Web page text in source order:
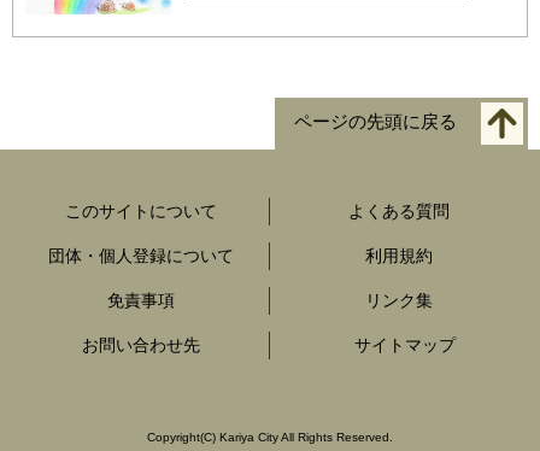
ページの先頭に戻る
このサイトについて よくある質問
団体・個人登録について 利用規約
免責事項 リンク集
お問い合わせ先 サイトマップ
Copyright(C) Kariya City All Rights Reserved.